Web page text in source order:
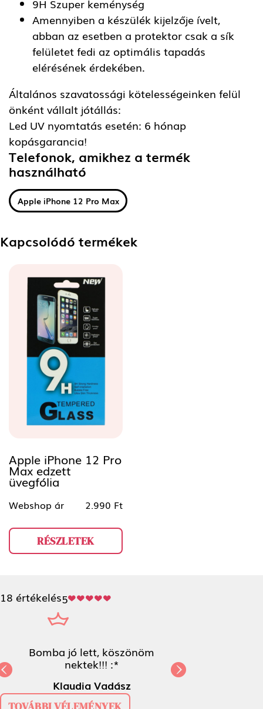
9H Szuper keménység
Amennyiben a készülék kijelzője ívelt,
abban az esetben a protektor csak a sík
felületet fedi az optimális tapadás
elérésének érdekében.
Általános szavatossági kötelességeinken felül
önként vállalt jótállás:
Led UV nyomtatás esetén: 6 hónap
kopásgarancia!
Telefonok, amikhez a termék
használható
Apple iPhone 12 Pro Max
Kapcsolódó termékek
Apple iPhone 12 Pro
Max edzett
üvegfólia
Webshop ár 2.990 Ft
RÉSZLETEK
18 értékelés5
Bomba jó lett, köszönöm nektek!!! :*
Klaudia Vadász
Previous
TOVÁBBI VÉLEMÉNYEK